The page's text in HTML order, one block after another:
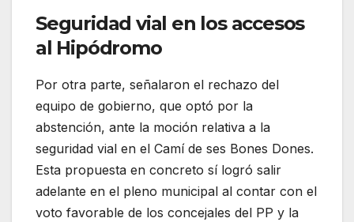
Seguridad vial en los accesos
al Hipódromo
Por otra parte, señalaron el rechazo del
equipo de gobierno, que optó por la
abstención, ante la moción relativa a la
seguridad vial en el Camí de ses Bones Dones.
Esta propuesta en concreto sí logró salir
adelante en el pleno municipal al contar con el
voto favorable de los concejales del PP y la